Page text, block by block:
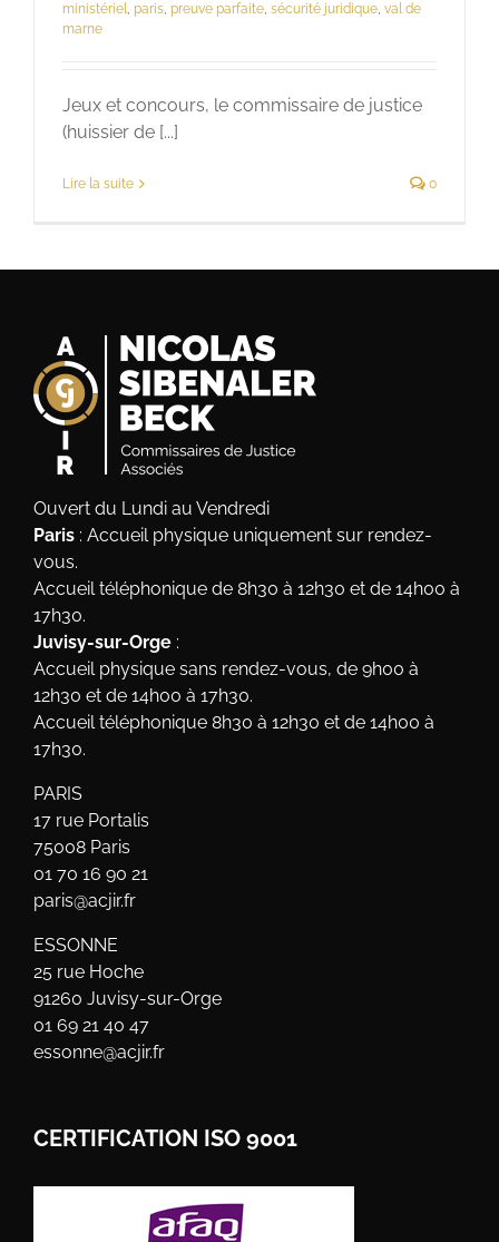
ministériel paris preuve parfaite sécurité juridique val de
marne
Jeux et concours, le commissaire de justice
(huissier de [...]
Lire la suite 0
Ouvert du Lundi au Vendredi
Paris : Accueil physique uniquement sur rendez-
vous.
Accueil téléphonique de 8h30 à 12h30 et de 14h00 à
17h30.
Juvisy-sur-Orge :
Accueil physique sans rendez-vous, de 9h00 à
12h30 et de 14h00 à 17h30.
Accueil téléphonique 8h30 à 12h30 et de 14h00 à
17h30.
PARIS
17 rue Portalis
75008 Paris
01 70 16 90 21
paris@acjir.fr
ESSONNE
25 rue Hoche
91260 Juvisy-sur-Orge
01 69 21 40 47
essonne@acjir.fr
CERTIFICATION ISO 9001